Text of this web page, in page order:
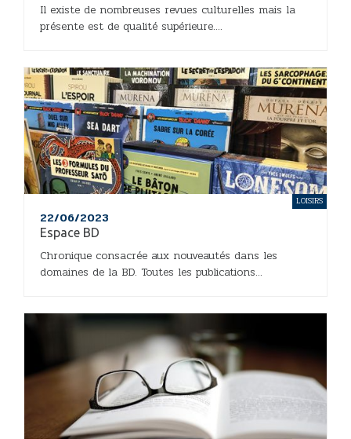
Il existe de nombreuses revues culturelles mais la
présente est de qualité supérieure....
22/06/2023
Espace BD
Chronique consacrée aux nouveautés dans les
domaines de la BD. Toutes les publications...
LOISIRS